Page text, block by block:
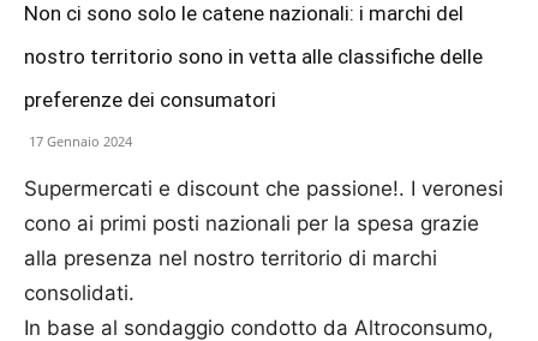
Non ci sono solo le catene nazionali: i marchi del
nostro territorio sono in vetta alle classifiche delle
preferenze dei consumatori
17 Gennaio 2024
Supermercati e discount che passione!. I veronesi
cono ai primi posti nazionali per la spesa grazie
alla presenza nel nostro territorio di marchi
consolidati.
In base al sondaggio condotto da Altroconsumo,